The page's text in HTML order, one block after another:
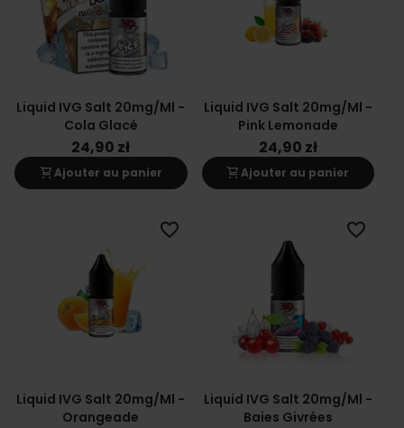
Liquid IVG Salt 20mg/ml -
Cola Glacé
24,90 zł
shopping_cartAjouter au panier
Liquid IVG Salt 20mg/ml -
Pink Lemonade
24,90 zł
shopping_cartAjouter au panier
Liquid IVG Salt 20mg/ml -
Orangeade
favorite_border
Liquid IVG Salt 20mg/ml -
Baies Givrées
favorite_border